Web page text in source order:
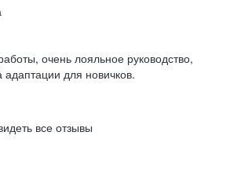
очень лояльное руководство,
адаптации для новичков.
все отзывы